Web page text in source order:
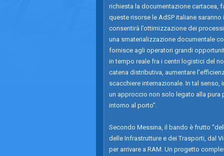
richiesta la documentazione cartacea,
queste risorse le AdSP italiane
consentirà l’ottimizzazione dei
una smaterializzazione documentale
fornisce agli operatori grandi
in tempo reale fra i centri logistici del
catena distributiva, aumentare
scacchiere internazionale. In tal
un approccio non solo legato alla pura
intorno al porto”.
Secondo Messina, il bando è frutto
delle Infrastrutture e dei Trasporti, dal
per arrivare a RAM. Un progetto